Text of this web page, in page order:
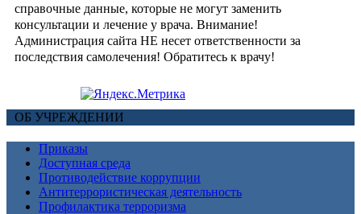
справочные данные, которые не могут заменить
консультации и лечение у врача. Внимание!
Администрация сайта НЕ несет ответственности за
последствия самолечения! Обратитесь к врачу!
ОБ УЧРЕЖДЕНИИ
Приказы
Доступная среда
Противодействие коррупции
Антитеррористическая деятельность
Профилактика терроризма